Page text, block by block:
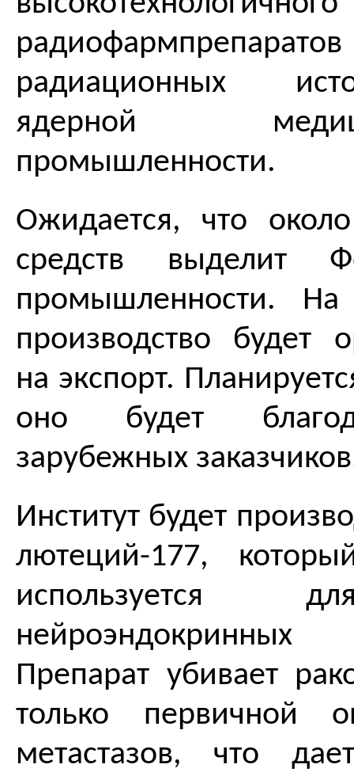
радиационных
ядерной
промышленности.
Ожидается, что
средств выделит
промышленности.
производство будет
на экспорт.
оно будет
зарубежных
Институт будет
лютеций-177,
используется
Препарат убивает
только первичной
метастазов, что